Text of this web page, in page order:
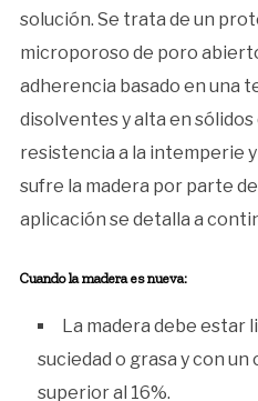
solución. Se trata de un
microporoso de poro
adherencia basado en una
disolventes y alta en
resistencia a la intemperie
sufre la madera por parte
aplicación se detalla a
Cuando la madera es nueva:
La madera debe estar
suciedad o grasa y con
superior al 16%.